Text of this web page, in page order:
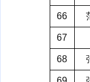
66
67
68